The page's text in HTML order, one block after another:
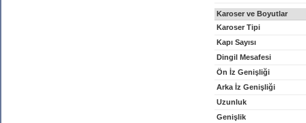
Karoser ve Boyutlar
Karoser Tipi
Kapı Sayısı
Dingil Mesafesi
Ön İz Genişliği
Arka İz Genişliği
Uzunluk
Genişlik